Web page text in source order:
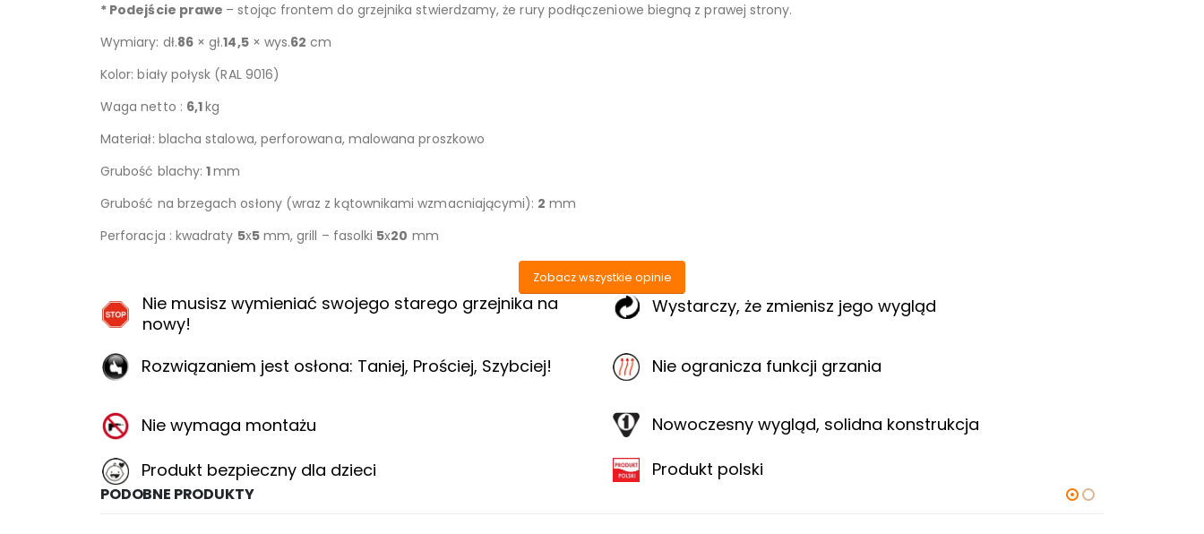
* Podejście prawe – stojąc frontem do grzejnika stwierdzamy, że rury podłączeniowe biegną z prawej strony.
Wymiary: dł.86× gł.14,5× wys.62 cm
Kolor: biały połysk (RAL 9016)
Waga netto : 6,1kg
Materiał: blacha stalowa, perforowana, malowana proszkowo
Grubość blachy:1mm
Grubość na brzegach osłony (wraz z kątownikami wzmacniającymi): 2 mm
Perforacja : kwadraty 5x5mm, grill – fasolki 5x20 mm
Zobacz wszystkie opinie
Nie musisz wymieniać swojego starego grzejnika na
nowy!
Wystarczy, że zmienisz jego wygląd
Rozwiązaniem jest osłona: Taniej, Prościej, Szybciej! Nie ogranicza funkcji grzania
Nie wymaga montażu Nowoczesny wygląd, solidna konstrukcja
Produkt bezpieczny dla dzieci Produkt polski
PODOBNE PRODUKTY